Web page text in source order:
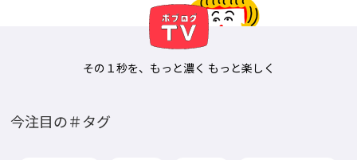
その１秒を、もっと濃く もっと楽しく
今注目の＃タグ